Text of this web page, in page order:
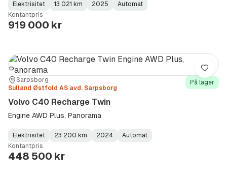
Fuel
Type:
Elektrisitet
Kilometerstand:
13 021 km
Model
Year:
2025
Gearbox
Type:
Automat
Kontantpris
919 000 kr
Sted:
Sarpsborg
Forhandler:
Sulland Østfold AS avd. Sarpsborg
På lager
Volvo C40 Recharge Twin
Engine AWD Plus, Panorama
Fuel
Type:
Elektrisitet
Kilometerstand:
23 200 km
Model
Year:
2024
Gearbox
Type:
Automat
Kontantpris
448 500 kr
Lagre